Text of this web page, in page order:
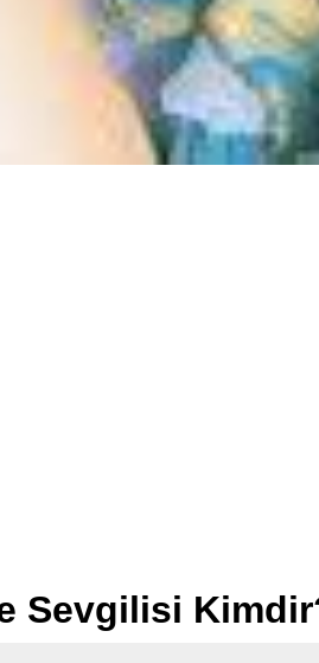
Sevgilisi